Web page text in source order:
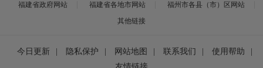
福建省政府网站 福建省各地市网站
福州市各县（市）区网站
其他链接
今日更新 隐私保护 网站地图 联系我们 使用帮助